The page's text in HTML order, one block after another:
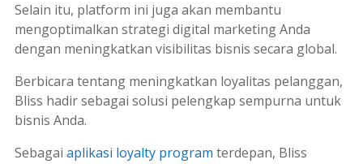
Selain itu, platform ini juga akan membantu
mengoptimalkan strategi digital marketingAnda
dengan meningkatkan visibilitas bisnis secara global.
Berbicara tentang meningkatkan loyalitas pelanggan,
Bliss hadir sebagai solusi pelengkap sempurna untuk
bisnis Anda.
Sebagai aplikasi loyalty program terdepan, Bliss